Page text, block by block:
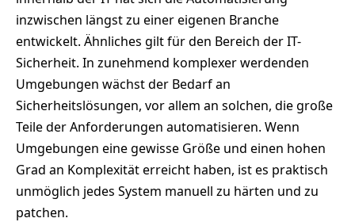
inzwischen längst zu einer eigenen Branche
entwickelt. Ähnliches gilt für den Bereich der IT-
Sicherheit. In zunehmend komplexer werdenden
Umgebungen wächst der Bedarf an
Sicherheitslösungen, vor allem an solchen, die große
Teile der Anforderungen automatisieren. Wenn
Umgebungen eine gewisse Größe und einen hohen
Grad an Komplexität erreicht haben, ist es praktisch
unmöglich jedes System manuell zu härten und zu
patchen.